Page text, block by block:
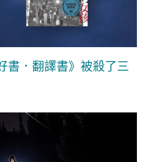
書．翻譯書》被殺了三